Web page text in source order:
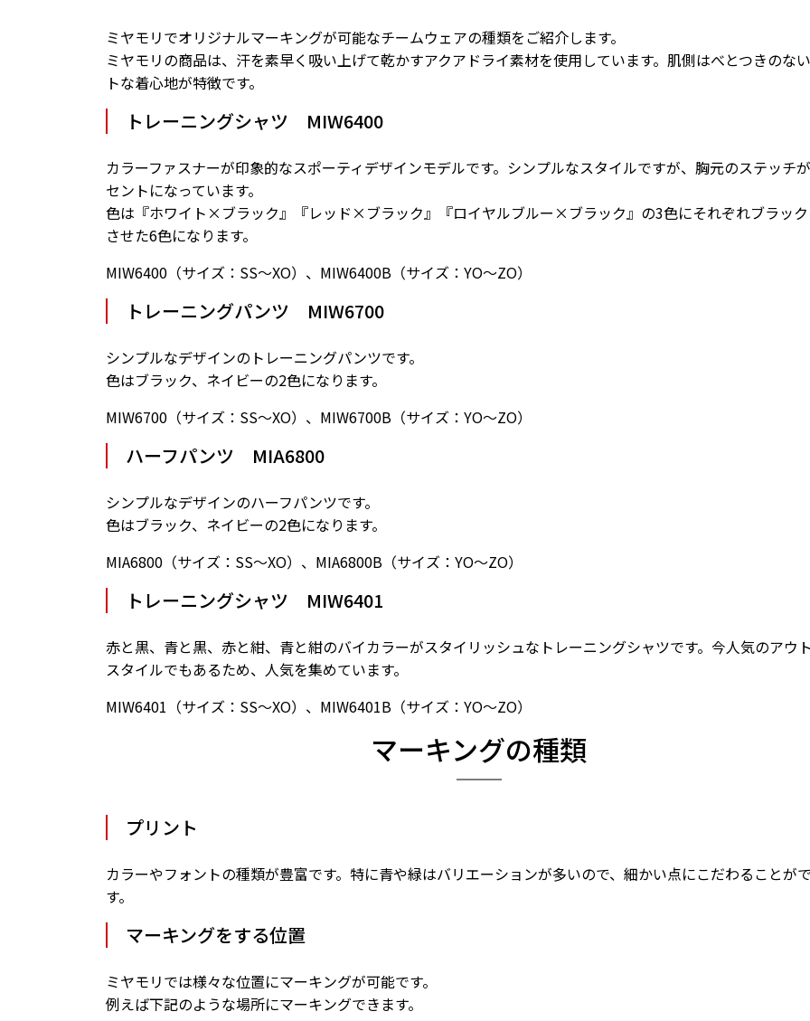
ミヤモリでオリジナルマーキングが可能なチームウェアの種類をご紹介します。
ミヤモリの商品は、汗を素早く吸い上げて乾かすアクアドライ素材を使用しています。肌側はべとつきのな
トな着心地が特徴です。
トレーニングシャツ MIW6400
カラーファスナーが印象的なスポーティデザインモデルです。シンプルなスタイルですが、胸元のステッチ
セントになっています。
色は『ホワイト×ブラック』『レッド×ブラック』『ロイヤルブルー×ブラック』の3色にそれぞれブラッ
させた6色になります。
MIW6400（サイズ：SS〜XO）、MIW6400B（サイズ：YO〜ZO）
トレーニングパンツ MIW6700
シンプルなデザインのトレーニングパンツです。
色はブラック、ネイビーの2色になります。
MIW6700（サイズ：SS〜XO）、MIW6700B（サイズ：YO〜ZO）
ハーフパンツ MIA6800
シンプルなデザインのハーフパンツです。
色はブラック、ネイビーの2色になります。
MIA6800（サイズ：SS〜XO）、MIA6800B（サイズ：YO〜ZO）
トレーニングシャツ MIW6401
赤と黒、青と黒、赤と紺、青と紺のバイカラーがスタイリッシュなトレーニングシャツです。今人気のアウ
スタイルでもあるため、人気を集めています。
MIW6401（サイズ：SS〜XO）、MIW6401B（サイズ：YO〜ZO）
マーキングの種類
プリント
カラーやフォントの種類が豊富です。特に青や緑はバリエーションが多いので、細かい点にこだわることが
す。
マーキングをする位置
ミヤモリでは様々な位置にマーキングが可能です。
例えば下記のような場所にマーキングできます。